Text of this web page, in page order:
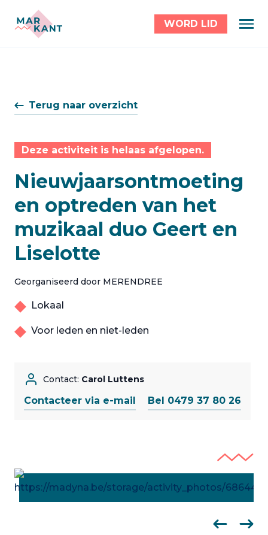
WORD LID
Terug naar overzicht
Deze activiteit is helaas afgelopen.
Nieuwjaarsontmoeting
en optreden van het
muzikaal duo Geert en
Liselotte
Georganiseerd door MERENDREE
Lokaal
Voor leden en niet-leden
Contact: Carol Luttens
Contacteer via e-mail Bel 0479 37 80 26